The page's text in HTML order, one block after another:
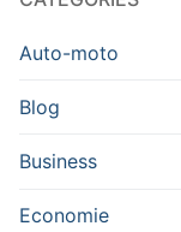
Auto-moto
Blog
Business
Economie